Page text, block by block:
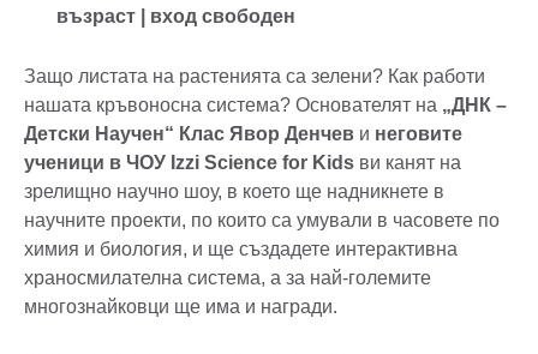
възраст | вход свободен
Защо листата на растенията са зелени? Как работи
нашата кръвоносна система? Основателят на „ДНК –
Детски Научен“ Клас Явор Денчев и неговите
ученици в ЧОУ Izzi Science for Kids ви канят на
зрелищно научно шоу, в което ще надникнете в
научните проекти, по които са умували в часовете по
химия и биология, и ще създадете интерактивна
храносмилателна система, а за най-големите
многознайковци ще има и награди.